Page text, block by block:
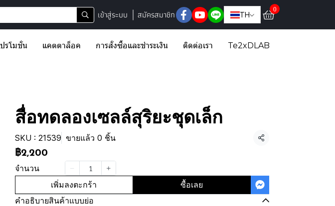
เข้าสู่ระบบ สมัครสมาชิก TH
0
รโมชั่น แคตตาล็อค การสั่งซื้อและชำระเงิน ติดต่อเรา Te2xDLAB
สื่อทดลองเซลล์สุริยะชุดเล็ก
SKU : 21539 ขายแล้ว 0 ชิ้น
แชร์
฿2,200
จำนวน
เพิ่มลงตะกร้า
ซื้อเลย
คำอธิบายสินค้าแบบย่อ